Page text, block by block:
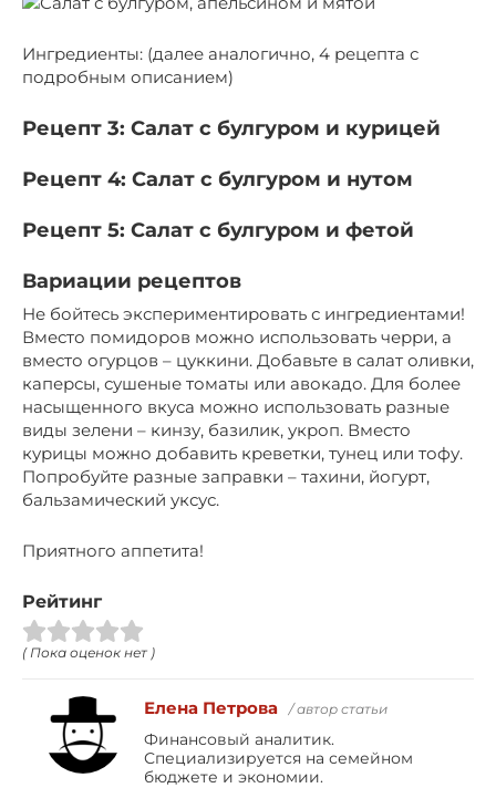
Ингредиенты: (далее аналогично, 4 рецепта с
подробным описанием)
Рецепт 3: Салат с булгуром и курицей
Рецепт 4: Салат с булгуром и нутом
Рецепт 5: Салат с булгуром и фетой
Вариации рецептов
Не бойтесь экспериментировать с ингредиентами!
Вместо помидоров можно использовать черри, а
вместо огурцов – цуккини. Добавьте в салат оливки,
каперсы, сушеные томаты или авокадо. Для более
насыщенного вкуса можно использовать разные
виды зелени – кинзу, базилик, укроп. Вместо
курицы можно добавить креветки, тунец или тофу.
Попробуйте разные заправки – тахини, йогурт,
бальзамический уксус.
Приятного аппетита!
Рейтинг
( Пока оценок нет )
Елена Петрова / автор статьи
Финансовый аналитик.
Специализируется на семейном
бюджете и экономии.